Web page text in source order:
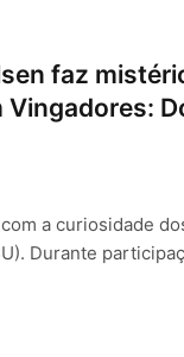
faz
Vingadores:
a curiosidade
Durante